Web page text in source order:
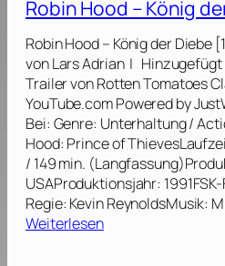
f
s
s
u
n
g
)
[
1
9
9
e
r
[
1
9
9
1
]
t
o
y
S
c
o
u
t
–
D
a
Robin Hood – König
Robin Hood – König der
von Lars Adrian | Hinzugefügt
Trailer von Rotten Tomatoes
YouTube.com Powered by
Bei: Genre: Unterhaltung /
Hood: Prince of
/ 149 min.
USAProduktionsjahr:
Regie: Kevin ReynoldsMusik:
Weiterlesen: